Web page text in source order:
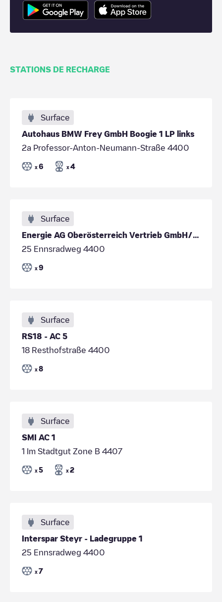
STATIONS DE RECHARGE
Surface
Autohaus BMW Frey GmbH Boogie 1 LP links
2a Professor-Anton-Neumann-Straße 4400
x 6 x 4
Surface
Energie AG Oberösterreich Vertrieb GmbH/43310db5-9fa9-4f8a-8759-95b7439448d8
25 Ennsradweg 4400
x 9
Surface
RS18 - AC 5
18 Resthofstraße 4400
x 8
Surface
SMI AC 1
1 Im Stadtgut Zone B 4407
x 5 x 2
Surface
Interspar Steyr - Ladegruppe 1
25 Ennsradweg 4400
x 7